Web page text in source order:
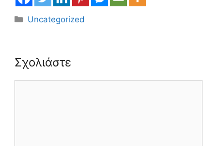
Κατηγορίες
Uncategorized
Σχολιάστε